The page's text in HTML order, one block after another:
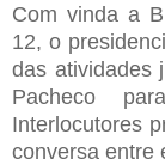
Com vinda a
12, o
das atividades
Pacheco
Interlocutores
conversa entre